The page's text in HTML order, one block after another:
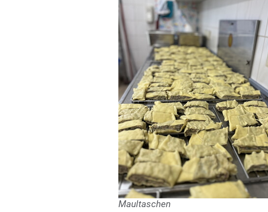
Maultaschen